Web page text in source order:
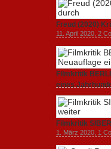
19. Mai 2020,0
Freud (2020)
11. April 2020, 2
Filmkritik
eines
Filmkritik
1. März 2020, 1